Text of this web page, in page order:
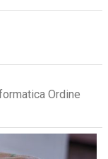
Ordine